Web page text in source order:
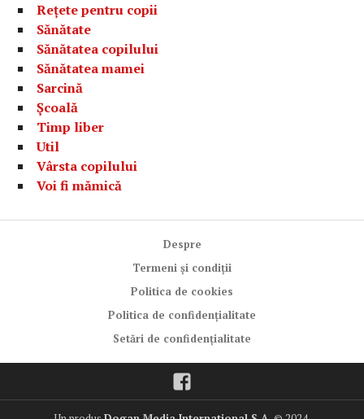
Rețete pentru copii
Sănătate
Sănătatea copilului
Sănătatea mamei
Sarcină
Școală
Timp liber
Util
Vârsta copilului
Voi fi mămică
Despre
Termeni și condiții
Politica de cookies
Politica de confidențialitate
Setări de confidențialitate